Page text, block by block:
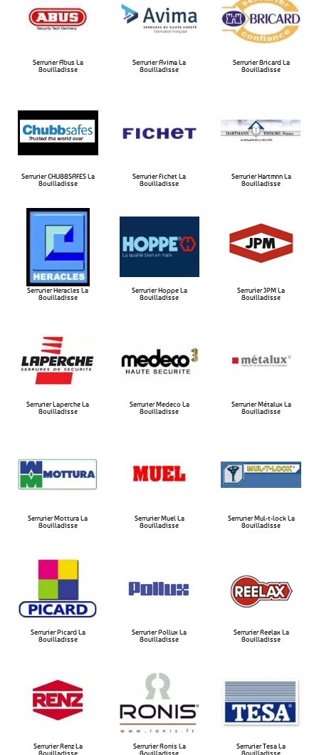
Serrurier Abus La
Bouilladisse
Serrurier Avima La
Bouilladisse​
Serrurier Bricard La
Bouilladisse​
Serrurier CHUBBSAFES La
Bouilladisse​
Serrurier Fichet La
Bouilladisse​
Serrurier Hartmnn La
Bouilladisse​
Serrurier Heracles La
Bouilladisse​
Serrurier Hoppe La
Bouilladisse​
Serrurier JPM La
Bouilladisse​
Serrurier Laperche La
Bouilladisse​
Serrurier Medeco La
Bouilladisse​
Serrurier Métalux La
Bouilladisse​
Serrurier Mottura La
Bouilladisse​
Serrurier Muel La
Bouilladisse​
Serrurier Mul-t-lock La
Bouilladisse​
Serrurier Picard La
Bouilladisse
Serrurier Pollux La
Bouilladisse​
Serrurier Reelax La
Bouilladisse​
Serrurier Renz La
Bouilladisse
Serrurier Ronis La
Bouilladisse
Serrurier Tesa La
Bouilladisse